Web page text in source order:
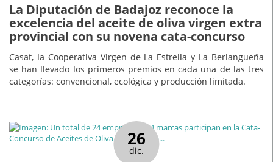
La Diputación de Badajoz reconoce la
excelencia del aceite de oliva virgen extra
provincial con su novena cata-concurso
Casat, la Cooperativa Virgen de La Estrella y La Berlangueña
se han llevado los primeros premios en cada una de las tres
categorías: convencional, ecológica y producción limitada.
26
dic.